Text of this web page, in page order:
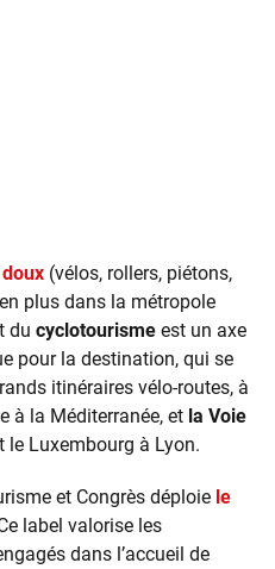
(vélos, rollers, piétons,
plus dans la métropole
du cyclotourisme est un axe
pour la destination, qui se
itinéraires vélo-routes, à
à la Méditerranée, et la Voie
le Luxembourg à Lyon.
et Congrès déploie le
label valorise les
dans l’accueil de